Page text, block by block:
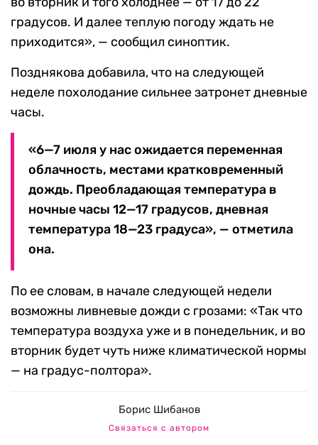
градусов. И далее теплую погоду ждать не
приходится», — сообщил синоптик.
Позднякова добавила, что на следующей
неделе похолодание сильнее затронет дневные
часы.
«6—7 июля у нас ожидается переменная
облачность, местами кратковременный
дождь. Преобладающая температура в
ночные часы 12—17 градусов, дневная
температура 18—23 градуса», — отметила
она.
По ее словам, в начале следующей недели
возможны ливневые дожди с грозами: «Так что
температура воздуха уже и в понедельник, и во
вторник будет чуть ниже климатической нормы
— на градус-полтора».
Борис Шибанов
Связаться с автором